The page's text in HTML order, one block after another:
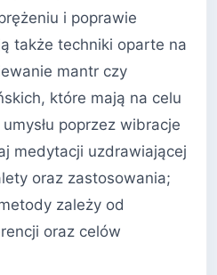
i poprawie
także techniki oparte na
mantr czy
które mają na celu
poprzez wibracje
medytacji uzdrawiającej
oraz zastosowania;
zależy od
oraz celów